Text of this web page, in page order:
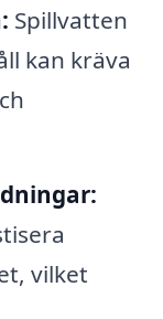
Spillvatten
kan kräva
vilket